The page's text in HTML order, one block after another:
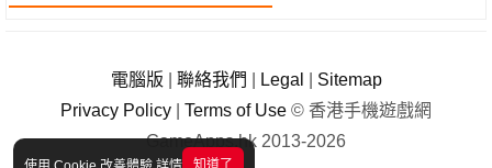
知道了
電腦版 聯絡我們 Legal
Sitemap
Privacy Policy
Terms of Use © 香港手機遊戲網
GameApps.hk 2013-2026